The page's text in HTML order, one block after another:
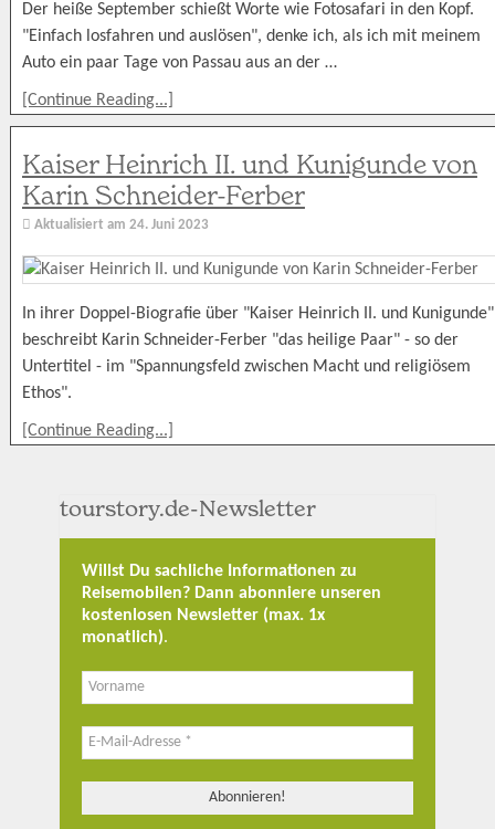
Der heiße September schießt Worte wie Fotosafari in den Kopf.
"Einfach losfahren und auslösen", denke ich, als ich mit meinem
Auto ein paar Tage von Passau aus an der …
[Continue Reading...]
Kaiser Heinrich II. und Kunigunde von
Karin Schneider-Ferber
Aktualisiert am 24. Juni 2023
In ihrer Doppel-Biografie über "Kaiser Heinrich II. und Kunigunde"
beschreibt Karin Schneider-Ferber "das heilige Paar" - so der
Untertitel - im "Spannungsfeld zwischen Macht und religiösem
Ethos".
[Continue Reading...]
tourstory.de-Newsletter
Willst Du sachliche Informationen zu
Reisemobilen? Dann abonniere unseren
kostenlosen Newsletter (max. 1x
monatlich).